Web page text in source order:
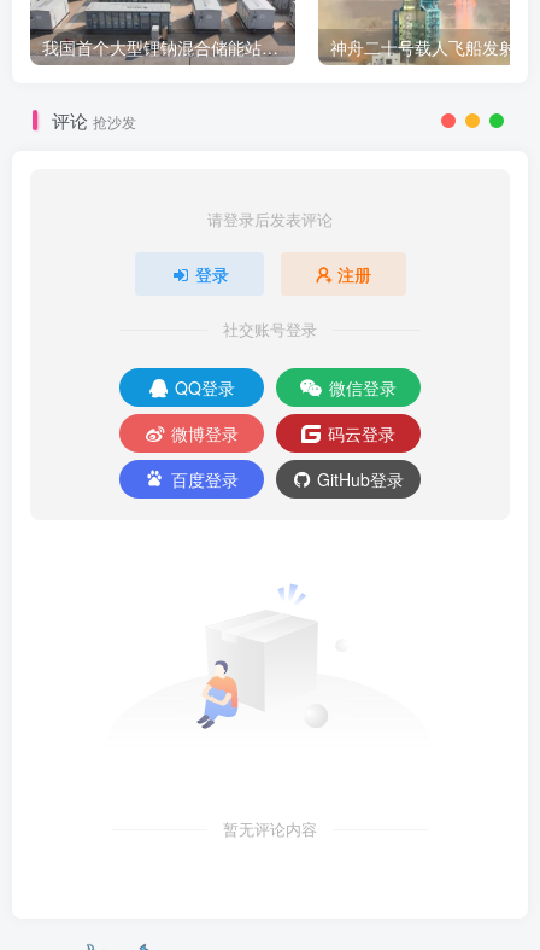
我国首个大型锂钠混合储能站投产，开启储能新时代
评论 抢沙发
请登录后发表评论
登录 注册
社交账号登录
QQ登录
微信登录
微博登录
码云登录
百度登录
GitHub登录
暂无评论内容